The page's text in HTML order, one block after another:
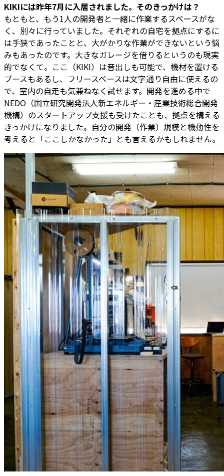
――KIKIには昨年7月に入居されました。そのきっかけは？
もともと、もう1人の開発者と一緒に作業するスペースがな
く、別々に行っていました。それぞれの自宅を拠点にするに
は手狭であったことと、大がかりな作業ができないという悩
みもあったのです。大きなガレージを借りるというのも現実
的でなくて。ここ（KIKI）は音出しも可能で、機材を置ける
ブースもあるし、フリースペースは文字通り自由に使えるの
で、室内の自走も気兼ねなく試せます。開発を進める中で
NEDO（国立研究開発法人新エネルギー・産業技術総合開発
機構）のスタートアップ支援も受けたことも、拠点を構える
きっかけになりました。自分の開発（作業）規模と機動性を
考えると「ここしかなかった」とも言えるかもしれません。